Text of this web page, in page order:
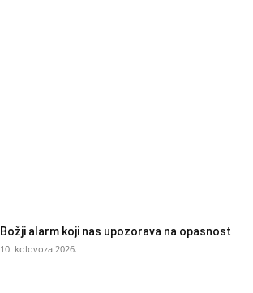
Božji alarm koji nas upozorava na opasnost
10. kolovoza 2026.